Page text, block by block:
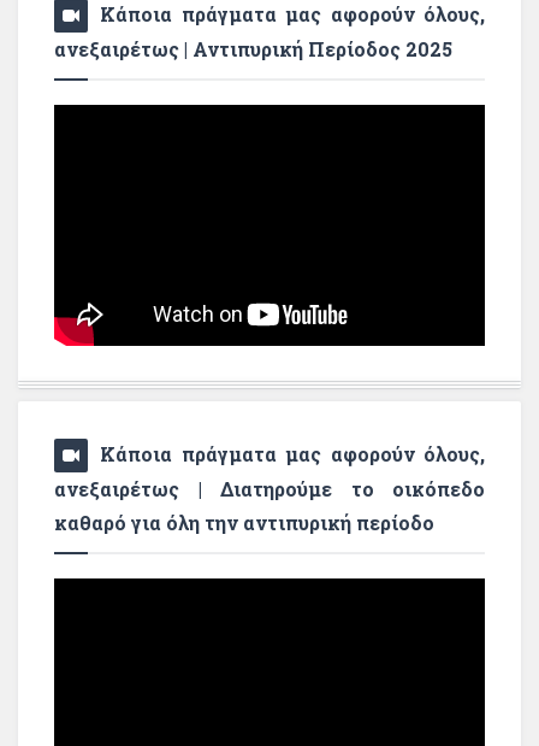
Κάποια πράγματα μας αφορούν όλους,
ανεξαιρέτως | Αντιπυρική Περίοδος 2025
Κάποια πράγματα μας αφορούν όλους,
ανεξαιρέτως | Διατηρούμε το οικόπεδο
καθαρό για όλη την αντιπυρική περίοδο